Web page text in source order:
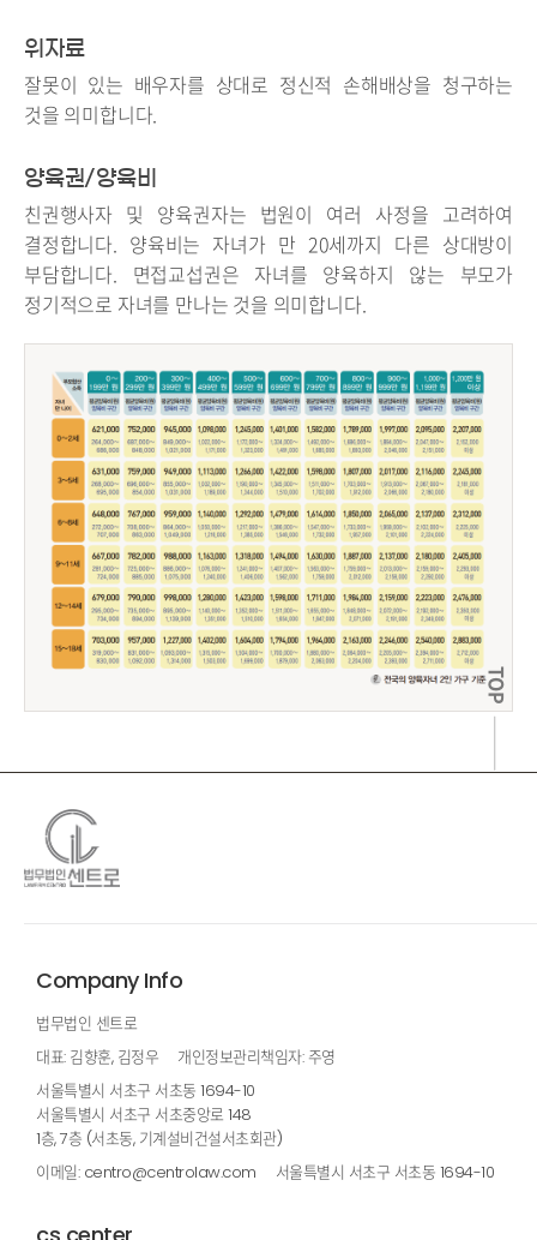
위자료
잘못이 있는 배우자를 상대로 정신적 손해배상을 청구하는
것을 의미합니다.
양육권/양육비
친권행사자 및 양육권자는 법원이 여러 사정을 고려하여
결정합니다. 양육비는 자녀가 만 20세까지 다른 상대방이
부담합니다. 면접교섭권은 자녀를 양육하지 않는 부모가
정기적으로 자녀를 만나는 것을 의미합니다.
Company Info
법무법인 센트로
대표: 김향훈, 김정우
개인정보관리책임자: 주영
서울특별시 서초구 서초동 1694-10
서울특별시 서초구 서초중앙로 148
1층, 7층 (서초동, 기계설비건설서초회관)
이메일: centro@centrolaw.com
서울특별시 서초구 서초동 1694-10
TOP